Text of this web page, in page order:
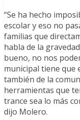
“Se ha hecho
escolar y eso no
familias que
habla de la
bueno, no nos
municipal tiene que
también de la
herramientas que
trance sea lo más
dijo Molero.